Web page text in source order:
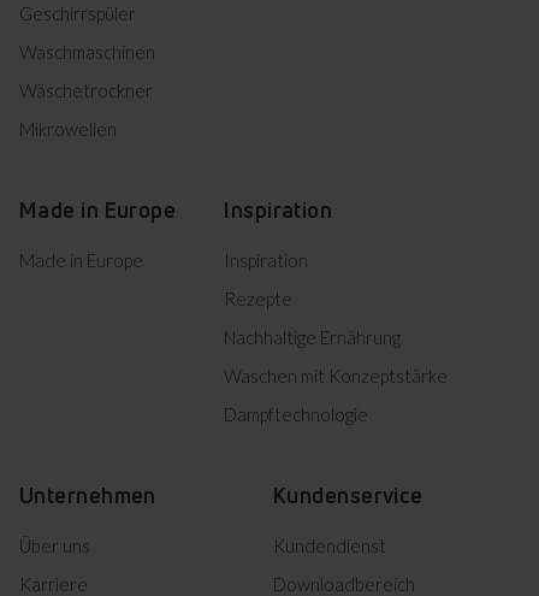
Geschirrspüler
Waschmaschinen
Wäschetrockner
Mikrowellen
Made in Europe
Made in Europe
Inspiration
Inspiration
Rezepte
Nachhaltige Ernährung
Waschen mit Konzeptstärke
Dampftechnologie
Unternehmen
Über uns
Karriere
Kundenservice
Kundendienst
Downloadbereich